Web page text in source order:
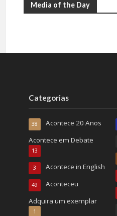
Media of the Day
Categorias
Acontece 20 Anos
38
Acontece em Debate
13
Acontece in English
3
Aconteceu
49
Adquira um exemplar
1